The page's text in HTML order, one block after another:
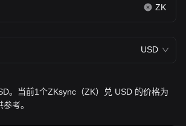
ZK
USD
。当前1个ZKsync（ZK）兑 USD 的价格为
考。